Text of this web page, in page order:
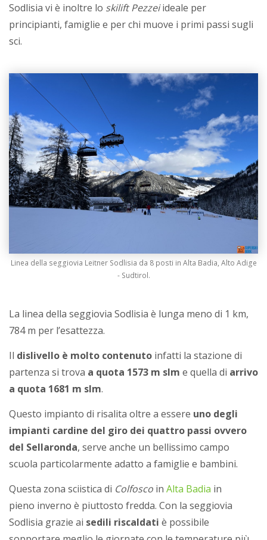
Sodlisia vi è inoltre lo skilift Pezzeiideale per
principianti, famiglie e per chi muove i primi passi sugli
sci.
Linea della seggiovia Leitner Sodlisia da 8 posti in Alta Badia, Alto Adige
- Sudtirol.
La linea della seggiovia Sodlisia è lunga meno di 1 km,
784 m per l’esattezza.
Il dislivello è molto contenuto infatti la stazione di
partenza si trova a quota 1573 m slm e quella di arrivo
a quota 1681 m slm.
Questo impianto di risalita oltre a essere uno degli
impianti cardine del giro dei quattro passi ovvero
del Sellaronda, serve anche un bellissimo campo
scuola particolarmente adatto a famiglie e bambini.
Questa zona sciistica di Colfosco in Alta Badia in
pieno inverno è piuttosto fredda. Con la seggiovia
Sodlisia grazie ai sedili riscaldati è possibile